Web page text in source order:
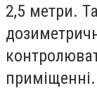
2,5 метри.
приміщенні.